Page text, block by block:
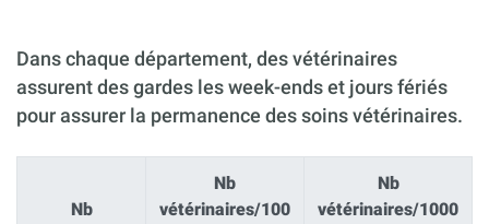
Dans chaque département, des vétérinaires
assurent des gardes les week-ends et jours fériés
pour assurer la permanence des soins vétérinaires.
Nb
Nb
vétérinaires/100
Nb
vétérinaires/1000